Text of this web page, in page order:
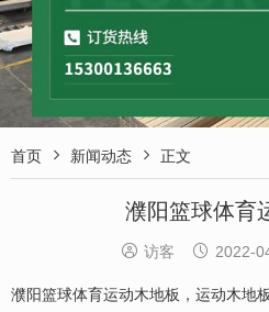
首页  新闻动态  正文
濮阳篮球体育
 访客  2022-
濮阳篮球体育运动木地板，运动木地